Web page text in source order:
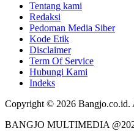
Tentang kami
Redaksi
Pedoman Media Siber
Kode Etik
Disclaimer
Term Of Service
Hubungi Kami
Indeks
Copyright © 2026 Bangjo.co.id.
BANGJO MULTIMEDIA